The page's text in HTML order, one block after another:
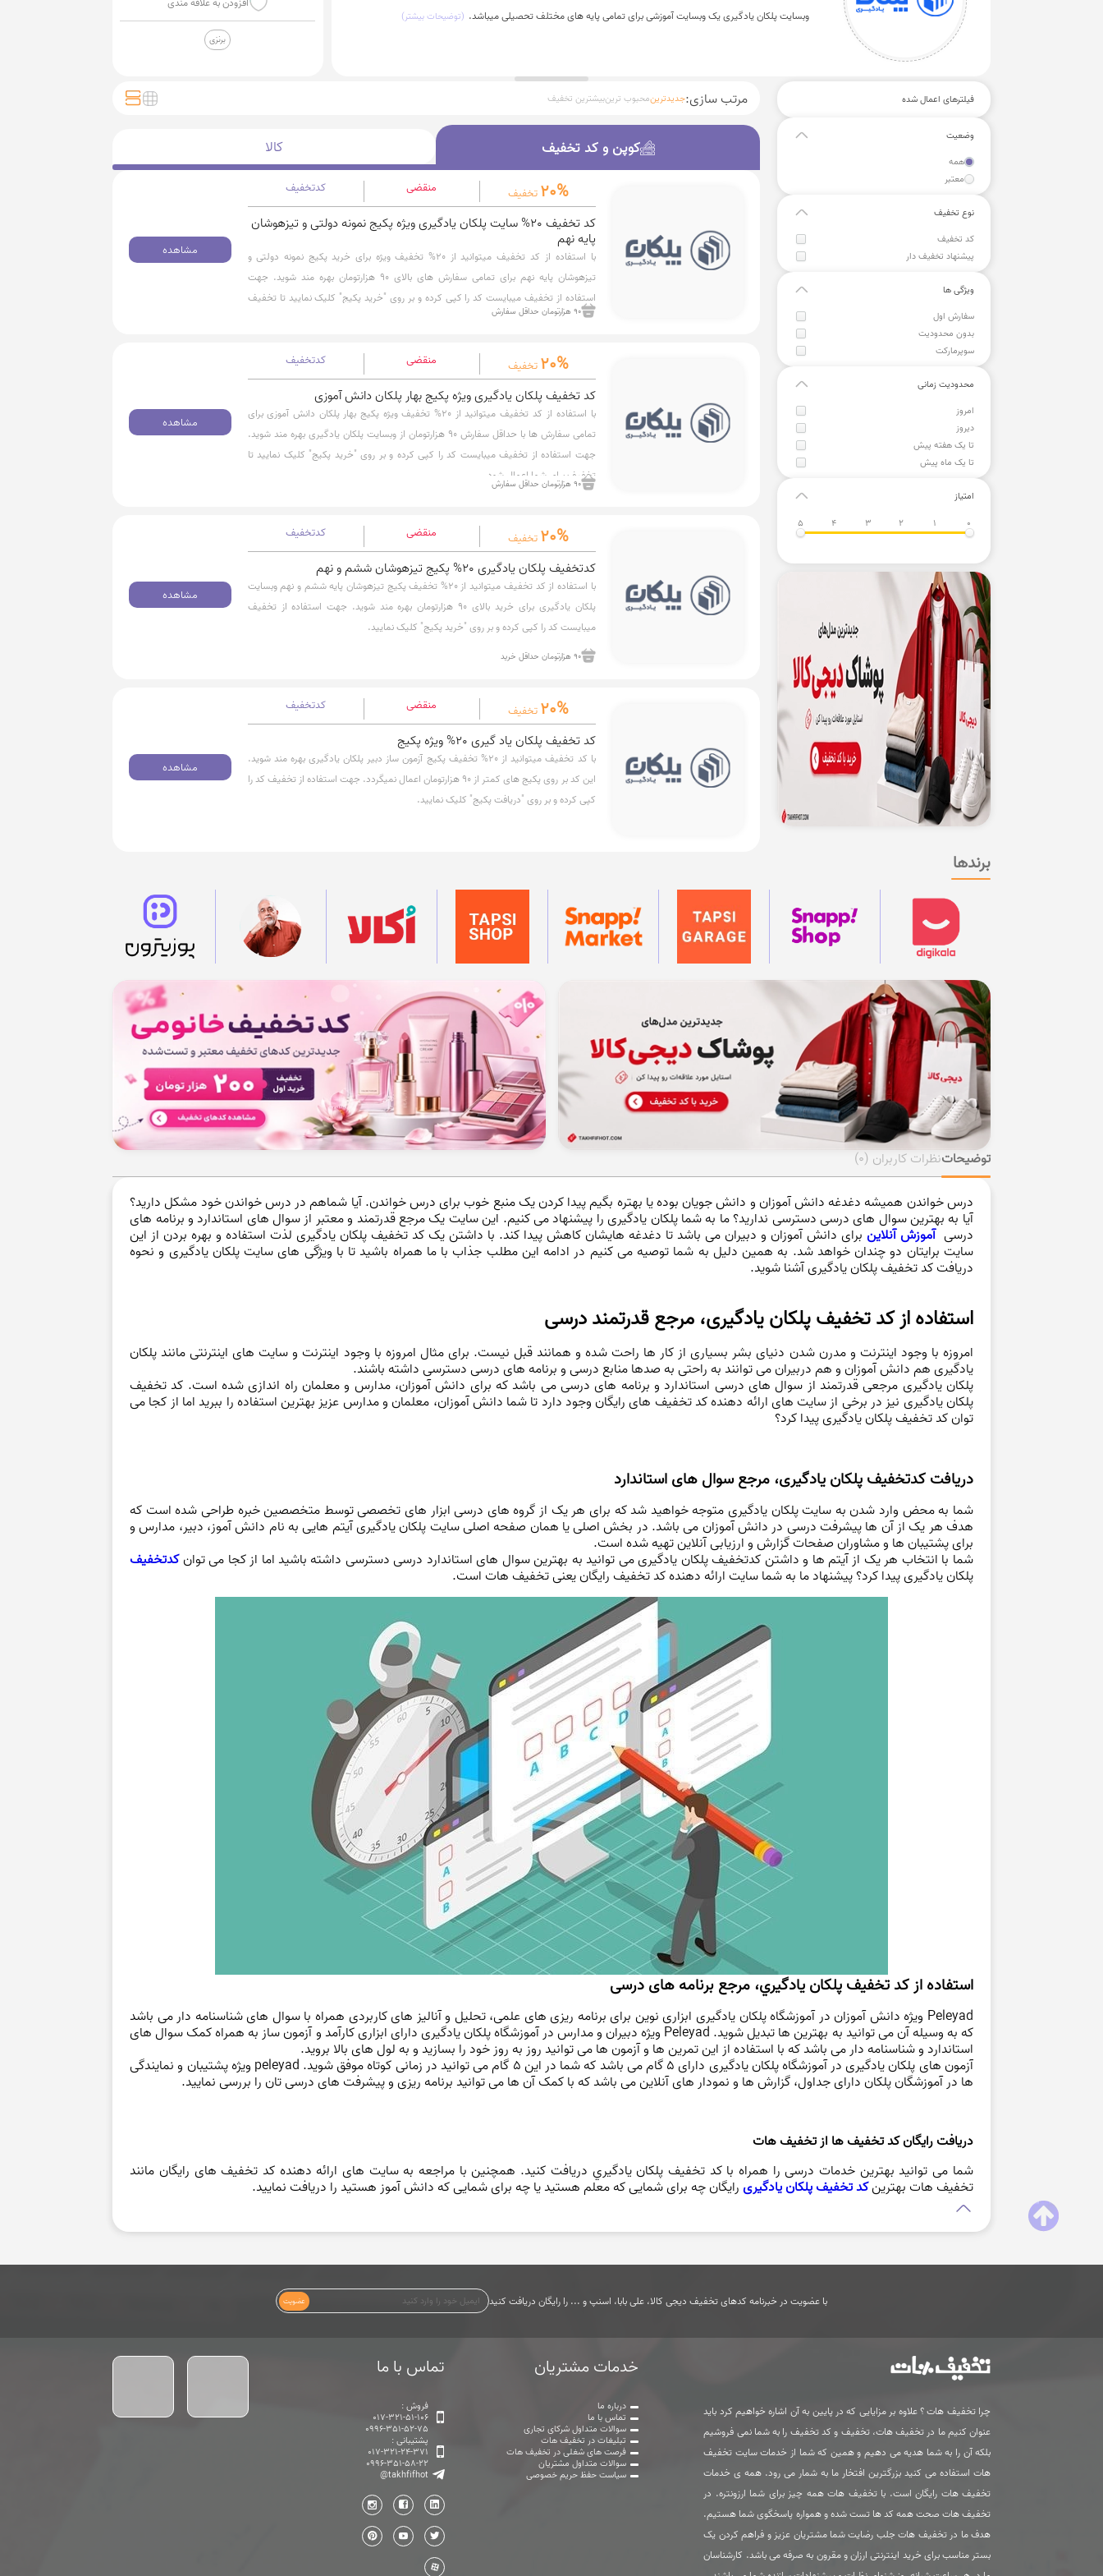
وبسایت پلکان یادگیری یک وبسایت آموزشی برای تمامی پایه های مختلف تحصیلی میباشد. (توضیحات بیشتر)
افزودن به علاقه مندی
برنزی
فیلترهای اعمال شده
وضعیت
همه
معتبر
نوع تخفیف
کد تخفیف
پیشنهاد تخفیف دار
ویژگی ها
سفارش اول
بدون محدودیت
سوپرمارکت
محدودیت زمانی
امروز
دیروز
تا یک هفته پیش
تا یک ماه پیش
امتیاز
0
1
2
3
4
5
مرتب سازی:جدیدترینمحبوب ترینبیشترین تخفیف
کوپن و کد تخفیف کالا کوپن و کد تخفیف
کد تخفیف 20% سایت پلکان یادگیری ویژه پکیج نمونه دولتی و تیزهوشان
پایه نهم
با استفاده از کد تخفیف میتوانید از 20% تخفیف ویژه برای خرید پکیج نمونه دولتی و
تیزهوشان پایه نهم برای تمامی سفارش های بالای 90 هزارتومان بهره مند شوید. جهت
استفاده از تخفیف میبایست کد را کپی کرده و بر روی "خرید پکیج" کلیک نمایید تا تخفیف
برای شما اعمال شود.
90 هزارتومان حداقل سفارش
20% تخفیف منقضی کدتخفیف
مشاهده
کد تخفیف پلکان یادگیری ویژه پکیج بهار پلکان دانش آموزی
با استفاده از کد تخفیف میتوانید از 20% تخفیف ویژه پکیج بهار پلکان دانش آموزی برای
تمامی سفارش ها با حداقل سفارش 90 هزارتومان از وبسایت پلکان یادگیری بهره مند شوید.
جهت استفاده از تخفیف میبایست کد را کپی کرده و بر روی "خرید پکیج" کلیک نمایید تا
تخفیف برای شما اعمال شود.
90 هزارتومان حداقل سفارش
20% تخفیف منقضی کدتخفیف
مشاهده
کدتخفیف پلکان یادگیری 20% پکیج تیزهوشان ششم و نهم
با استفاده از کد تخفیف میتوانید از 20% تخفیف پکیج تیزهوشان پایه ششم و نهم وبسایت
پلکان یادگیری برای خرید بالای 90 هزارتومان بهره مند شوید. جهت استفاده از تخفیف
میبایست کد را کپی کرده و بر روی "خرید پکیج" کلیک نمایید.
90 هزارتومان حداقل خرید
20% تخفیف منقضی کدتخفیف
مشاهده
کد تخفیف پلکان یاد گیری 20% ویژه پکیج
با کد تخفیف میتوانید از 20% تخفیف پکیج آزمون ساز دبیر پلکان یادگیری بهره مند شوید.
این کد بر روی پکیج های کمتر از 90 هزارتومان اعمال نمیگردد. جهت استفاده از تخفیف کد را
کپی کرده و بر روی "دریافت پکیج" کلیک نمایید.
20% تخفیف منقضی کدتخفیف
مشاهده
برندها
توضیحاتنظرات کاربران (0)
درس خواندن همیشه دغدغه دانش آموزان و دانش جویان بوده یا بهتره بگیم پیدا کردن یک منبع خوب برای درس خواندن. آیا شماهم در درس خواندن خود مشکل دارید؟
آیا به بهترین سوال های درسی دسترسی ندارید؟ ما به شما پلکان یادگیری را پیشنهاد می کنیم. این سایت یک مرجع قدرتمند و معتبر از سوال های استاندارد و برنامه های
درسیآموزش آنلاین برای دانش آموزان و دبیران می باشد تا دغدغه هایشان کاهش پیدا کند. با داشتن یک کد تخفیف پلکان یادگیری لذت استفاده و بهره بردن از این
سایت برایتان دو چندان خواهد شد. به همین دلیل به شما توصیه می کنیم در ادامه این مطلب جذاب با ما همراه باشید تا با ویژگی های سایت پلکان یادگیری و نحوه
دریافت کد تخفیف پلکان یادگیری آشنا شوید.
استفاده از کد تخفیف پلکان یادگیری، مرجع قدرتمند درسی
امروزه با وجود اینترنت و مدرن شدن دنیای بشر بسیاری از کار ها راحت شده و همانند قبل نیست. برای مثال امروزه با وجود اینترنت و سایت های اینترنتی مانند پلکان
یادگیری هم دانش آموزان و هم دربیران می توانند به راحتی به صدها منابع درسی و برنامه های درسی دسترسی داشته باشند.
پلکان یادگیری مرجعی قدرتمند از سوال های درسی استاندارد و برنامه های درسی می باشد که برای دانش آموزان، مدارس و معلمان راه اندازی شده است. کد تخفیف
پلکان یادگیری نیز در برخی از سایت های ارائه دهنده کد تخفیف های رایگان وجود دارد تا شما دانش آموزان، معلمان و مدارس عزیز بهترین استفاده را ببرید اما از کجا می
توان کد تخفیف پلکان یادگیری پیدا کرد؟
دریافت کدتخفیف پلکان یادگیری، مرجع سوال های استاندارد
شما به محض وارد شدن به سایت پلکان یادگیری متوجه خواهید شد که برای هر یک از گروه های درسی ابزار های تخصصی توسط متخصصین خبره طراحی شده است که
هدف هر یک از آن ها پیشرفت درسی در دانش آموزان می باشد. در بخش اصلی یا همان صفحه اصلی سایت پلکان یادگیری آیتم هایی به نام دانش آموز، دبیر، مدارس و
برای پشتیبان ها و مشاوران صفحات گزارش و ارزیابی آنلاین تهیه شده است.
شما با انتخاب هر یک از آیتم ها و داشتن کدتخفیف پلکان یادگیری می توانید به بهترین سوال های استاندارد درسی دسترسی داشته باشید اما از کجا می توانکدتخفیف
پلکان یادگیری پیدا کرد؟ پیشنهاد ما به شما سایت ارائه دهنده کد تخفیف رایگان یعنی تخفیف هات است.
استفاده از كد تخفيف پلكان يادگيري، مرجع برنامه های درسی
Peleyad ویژه دانش آموزان در آموزشگاه پلکان یادگیری ابزاری نوین برای برنامه ریزی های علمی، تحلیل و آنالیز های کاربردی همراه با سوال های شناسنامه دار می باشد
که به وسیله آن می توانید به بهترین ها تبدیل شوید. Peleyad ویژه دبیران و مدارس در آموزشگاه پلکان یادگیری دارای ابزاری کارآمد و آزمون ساز به همراه کمک سوال های
استاندارد و شناسنامه دار می باشد که با استفاده از این تمرین ها و آزمون ها می توانید روز به روز خود را بسازید و به لول های بالا بروید.
آزمون های پلکان یادگیری در آموزشگاه پلکان یادگیری دارای 5 گام می باشد که شما در این 5 گام می توانید در زمانی کوتاه موفق شوید. peleyad ویژه پشتیبان و نمایندگی‌
ها در آموزشگان پلکان دارای جداول، گزارش ها و نمودار های آنلاین می باشد که با کمک آن ها می توانید برنامه ریزی و پیشرفت های درسی تان را بررسی نمایید.
دریافت رایگان کد تخفیف ها از تخفیف هات
شما می توانید بهترین خدمات درسی را همراه با كد تخفيف پلكان يادگيري دریافت کنید. همچنین با مراجعه به سایت های ارائه دهنده کد تخفیف های رایگان مانند
تخفیف هات بهترینكد تخفيف پلكان يادگيری رایگان چه برای شمایی که معلم هستید یا چه برای شمایی که دانش آموز هستید را دریافت نمایید.
با عضویت در خبرنامه کدهای تخفیف دیجی کالا، علی بابا، اسنپ و ... را رایگان دریافت کنید عضویت
چرا تخفیف هات ؟ علاوه بر مزایایی که در پایین به آن اشاره خواهیم کرد باید
عنوان کنیم ما در تخفیف هات، تخفیف و کد تخفیف را به شما نمی فروشیم
بلکه آن را به شما هدیه می دهیم و همین که شما از خدمات سایت تخفیف
هات استفاده می کنید بزرگترین افتخار ما به شمار می رود. همه ی خدمات
تخفیف هات رایگان است. با تخفیف هات همه چیز برای شما ارزونتره. در
تخفیف هات صحت همه کد ها تست شده و همواره پاسخگوی شما هستیم.
هدف ما در تخفیف هات جلب رضایت شما مشتریان عزیز و فراهم کردن یک
بستر مناسب برای خرید اینترنتی ارزان و مقرون به صرفه می باشد. کارشناسان
خدمات مشتریان
درباره ما
تماس با ما
سوالات متداول شرکای تجاری
تبلیغات در تخفیف هات
فرصت های شغلی در تخفیف هات
سوالات متداول مشتریان
سیاست حفظ حریم خصوصی
تماس با ما
فروش :
017-321-51-106
0996-351-52-75
پشتیبانی :
017-321-24-371
0996-351-58-22
@takhfifhot